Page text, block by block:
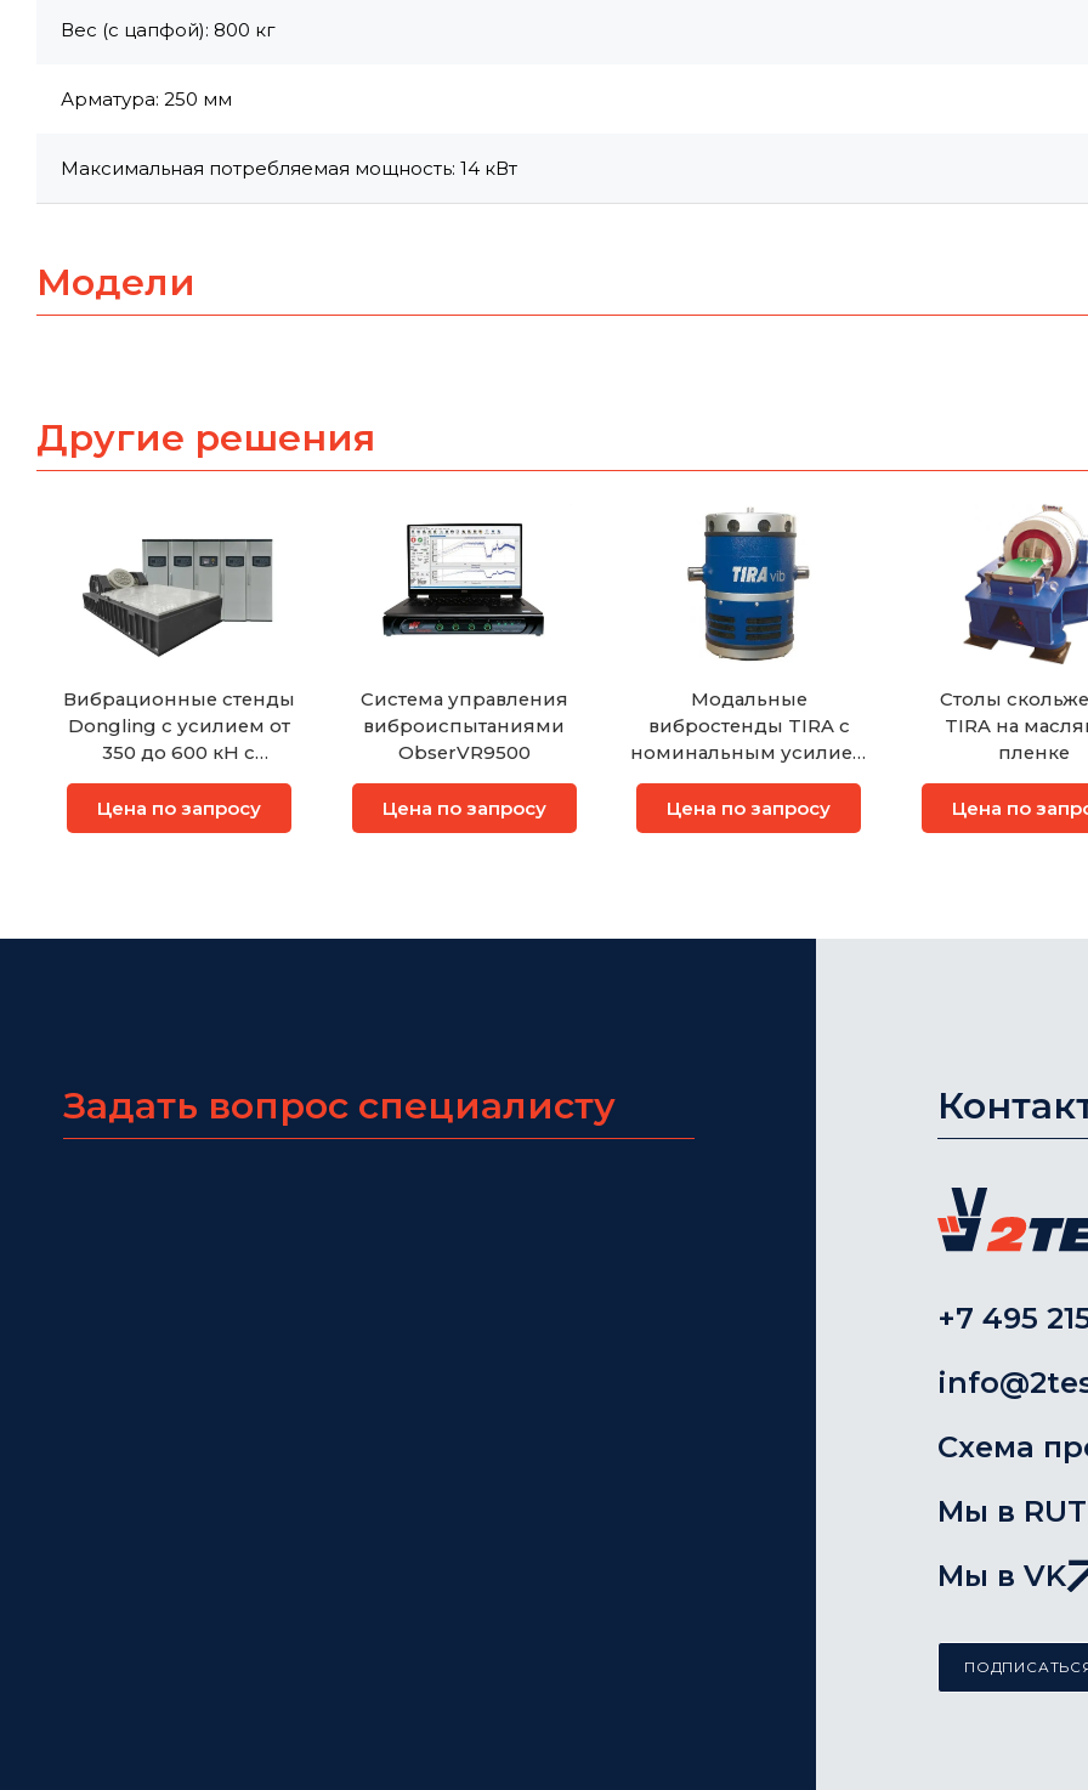
Вес (с цапфой): 800 кг
Арматура: 250 мм
Максимальная потребляемая мощность: 14 кВт
Модели
Другие решения
Вибрационные стенды
Dongling с усилием от
350 до 600 кН с
водяным охлаждением
Цена по запросу
Система управления
виброиспытаниями
ObserVR9500
Цена по запросу
Модальные
вибростенды TIRA с
номинальным усилием
от 100 Н до 2700 Н
Цена по запросу
Столы
TIRA на масляной
пленке
Цена по
Задать вопрос специалисту
+7 495
Схема
Мы в
Мы в VK